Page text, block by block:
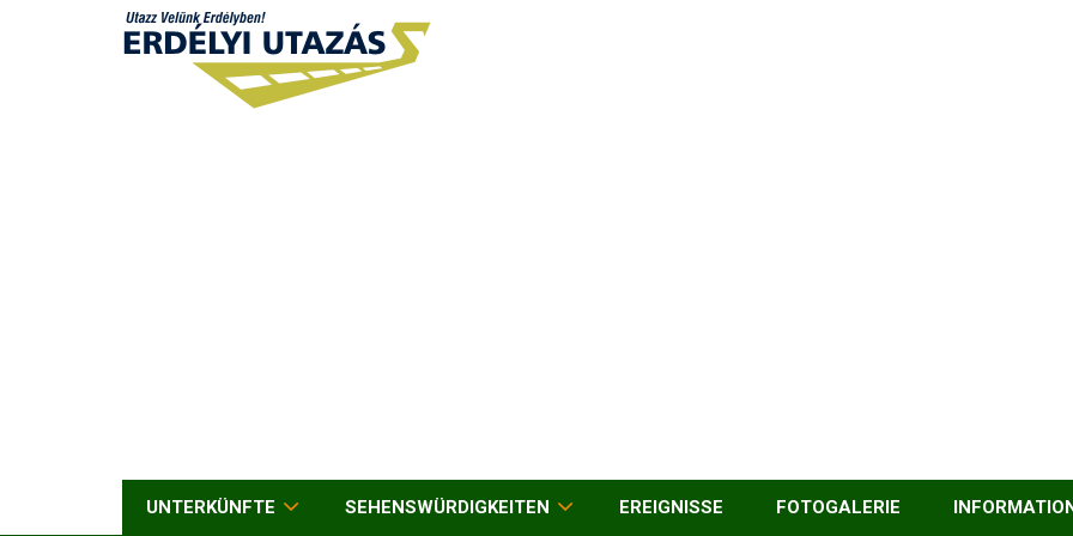
UNTERKÜNFTE SEHENSWÜRDIGKEITEN EREIGNISSE FOTOGALERIE